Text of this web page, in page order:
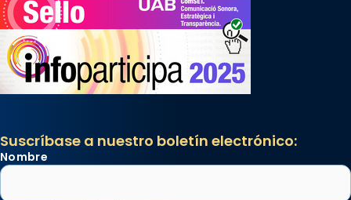
Suscríbase a nuestro boletín electrónico:
Nombre